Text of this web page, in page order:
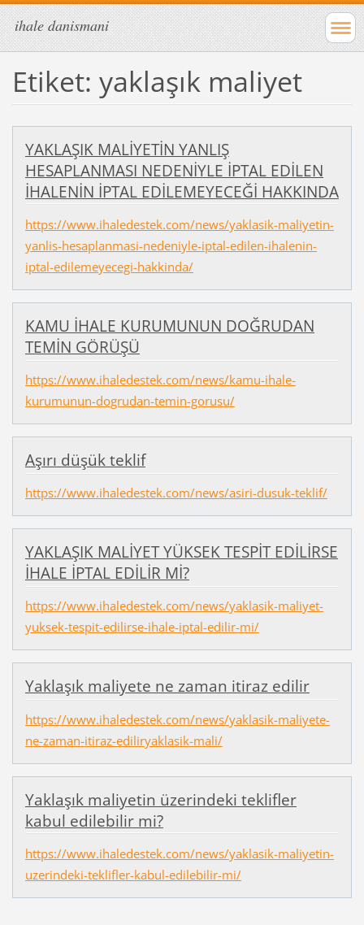
ihale danismani
Etiket: yaklaşık maliyet
YAKLAŞIK MALİYETİN YANLIŞ
HESAPLANMASI NEDENİYLE İPTAL EDİLEN
İHALENİN İPTAL EDİLEMEYECEĞİ HAKKINDA
https://www.ihaledestek.com/news/yaklasik-maliyetin-
yanlis-hesaplanmasi-nedeniyle-iptal-edilen-ihalenin-
iptal-edilemeyecegi-hakkinda/
KAMU İHALE KURUMUNUN DOĞRUDAN
TEMİN GÖRÜŞÜ
https://www.ihaledestek.com/news/kamu-ihale-
kurumunun-dogrudan-temin-gorusu/
Aşırı düşük teklif
https://www.ihaledestek.com/news/asiri-dusuk-teklif/
YAKLAŞIK MALİYET YÜKSEK TESPİT EDİLİRSE
İHALE İPTAL EDİLİR Mİ?
https://www.ihaledestek.com/news/yaklasik-maliyet-
yuksek-tespit-edilirse-ihale-iptal-edilir-mi/
Yaklaşık maliyete ne zaman itiraz edilir
https://www.ihaledestek.com/news/yaklasik-maliyete-
ne-zaman-itiraz-ediliryaklasik-mali/
Yaklaşık maliyetin üzerindeki teklifler
kabul edilebilir mi?
https://www.ihaledestek.com/news/yaklasik-maliyetin-
uzerindeki-teklifler-kabul-edilebilir-mi/